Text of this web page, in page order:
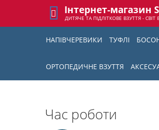
Інтернет-магазин
ДИТЯЧЕ ТА ПІДЛІТКОВЕ ВЗУТТЯ - СВІТ
НАПІВЧЕРЕВИКИ ТУФЛІ
ОРТОПЕДИЧНЕ ВЗУТТЯ
Час роботи